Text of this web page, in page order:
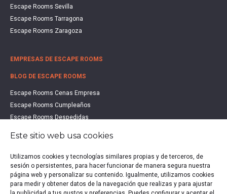
Escape Rooms Sevilla
Escape Rooms Tarragona
Escape Rooms Zaragoza
EMPRESAS DE ESCAPE ROOMS
BLOG DE ESCAPE ROOMS
Escape Rooms Cenas Empresa
Escape Rooms Cumpleaños
Escape Rooms Despedidas
Escape Rooms Halloween
Escape Rooms San Valentín
Estudio de Mercado Escape Rooms 2021
Qué es un Escape Room
Este sitio web usa cookies
Utilizamos cookies y tecnologías similares propias y de terceros, de
sesión o persistentes, para hacer funcionar de manera segura nuestra
página web y personalizar su contenido. Igualmente, utilizamos cookies
para medir y obtener datos de la navegación que realizas y para ajustar